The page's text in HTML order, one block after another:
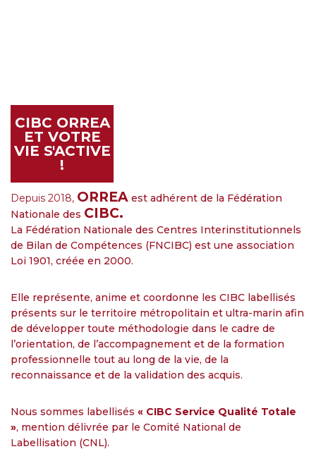
CIBC ORREA
ET VOTRE
VIE S'ACTIVE
!
Depuis 2018, ORREA est adhérent de la Fédération
Nationale des CIBC.
La Fédération Nationale des Centres Interinstitutionnels
de Bilan de Compétences (FNCIBC) est une association
Loi 1901, créée en 2000.
Elle représente, anime et coordonne les CIBC labellisés
présents sur le territoire métropolitain et ultra-marin afin
de développer toute méthodologie dans le cadre de
l’orientation, de l’accompagnement et de la formation
professionnelle tout au long de la vie, de la
reconnaissance et de la validation des acquis.
Nous sommes labellisés « CIBC Service Qualité Totale
», mention délivrée par le Comité National de
Labellisation (CNL).